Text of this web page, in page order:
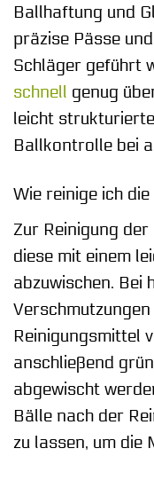
Ballhaftung und
präzise Pässe
Schläger geführt
schnell genug
leicht
Ballkontrolle bei
Wie reinige ich
Zur Reinigung
diese mit einem
abzuwischen. Bei
Reinigungsmittel
anschließend
abgewischt
Bälle nach der
zu lassen, um